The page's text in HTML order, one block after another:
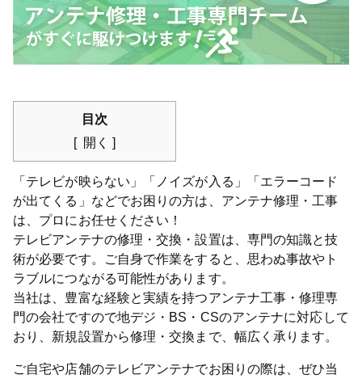
目次
開く
「テレビが映らない」「ノイズが入る」「エラーコード
が出てくる」などでお困りの方は、アンテナ修理・工事
は、プロにお任せください！
テレビアンテナの修理・交換・設置は、専門の知識と技
術が必要です。ご自身で作業をすると、思わぬ事故やト
ラブルにつながる可能性があります。
当社は、豊富な経験と実績を持つアンテナ工事・修理専
門の会社ですので地デジ・BS・CSのアンテナに対応して
おり、新規設置から修理・交換まで、幅広く承ります。
ご自宅や店舗のテレビアンテナでお困りの際は、ぜひ当